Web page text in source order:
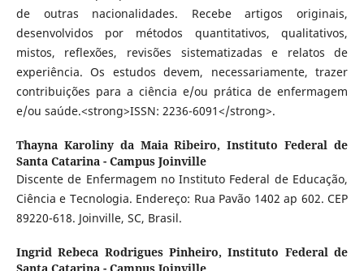
de outras nacionalidades. Recebe artigos originais,
desenvolvidos por métodos quantitativos, qualitativos,
mistos, reflexões, revisões sistematizadas e relatos de
experiência. Os estudos devem, necessariamente, trazer
contribuições para a ciência e/ou prática de enfermagem
e/ou saúde.<strong>ISSN: 2236-6091</strong>.
Thayna Karoliny da Maia Ribeiro,Instituto Federal de
Santa Catarina - Campus Joinville
Discente de Enfermagem no Instituto Federal de Educação,
Ciência e Tecnologia. Endereço: Rua Pavão 1402 ap 602. CEP
89220-618. Joinville, SC, Brasil.
Ingrid Rebeca Rodrigues Pinheiro,Instituto Federal de